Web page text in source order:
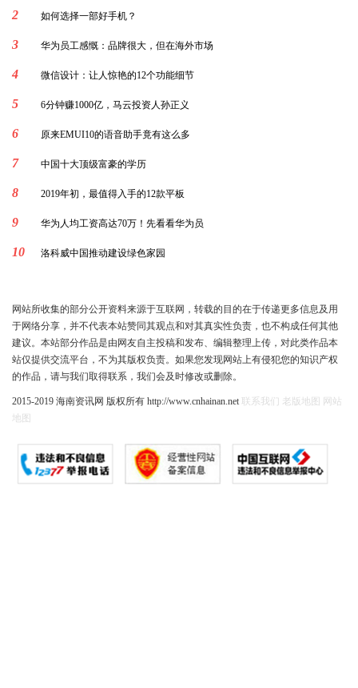
2 如何选择一部好手机？
3 华为员工感慨：品牌很大，但在海外市场
4 微信设计：让人惊艳的12个功能细节
5 6分钟赚1000亿，马云投资人孙正义
6 原来EMUI10的语音助手竟有这么多
7 中国十大顶级富豪的学历
8 2019年初，最值得入手的12款平板
9 华为人均工资高达70万！先看看华为员
10 洛科威中国推动建设绿色家园
网站所收集的部分公开资料来源于互联网，转载的目的在于传递更多信息及用
于网络分享，并不代表本站赞同其观点和对其真实性负责，也不构成任何其他
建议。本站部分作品是由网友自主投稿和发布、编辑整理上传，对此类作品本
站仅提供交流平台，不为其版权负责。如果您发现网站上有侵犯您的知识产权
的作品，请与我们取得联系，我们会及时修改或删除。
2015-2019 海南资讯网 版权所有 http://www.cnhainan.net 联系我们 老版地图
网站
地图